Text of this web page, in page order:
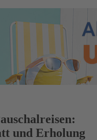
und Erholung